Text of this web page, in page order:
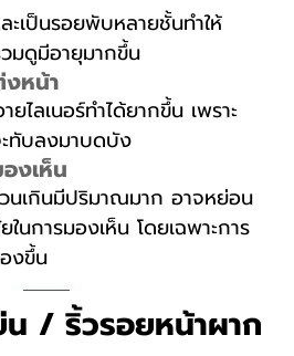
เป็นรอยพับหลายชั้นทำให้
มดูมีอายุมากขึ้น
หน้า
ยไลเนอร์ทำได้ยากขึ้น เพราะ
ทับลงมาบดบัง
งเห็น
เกินมีปริมาณมาก อาจหย่อน
การมองเห็น โดยเฉพาะการ
งขึ้น
/ ริ้วรอยหน้าผาก